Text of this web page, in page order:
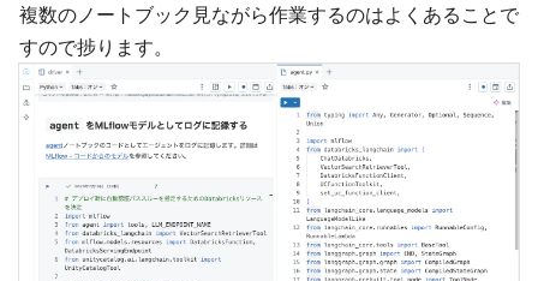
複数のノートブック見ながら作業するのはよくあることで
すので捗ります。